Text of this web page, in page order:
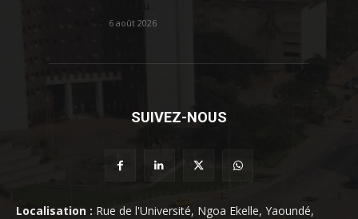
6 août 2026
SUIVEZ-NOUS
Localisation : Rue de l'Université, Ngoa Ekelle, Yaoundé,